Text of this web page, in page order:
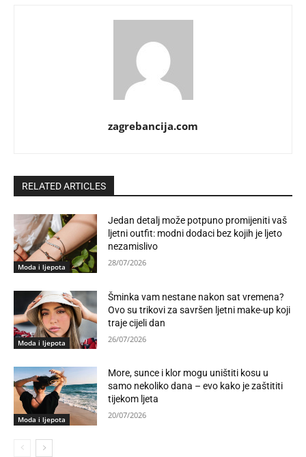
zagrebancija.com
RELATED ARTICLES
Moda i ljepota
Jedan detalj može potpuno promijeniti vaš
ljetni outfit: modni dodaci bez kojih je ljeto
nezamislivo
28/07/2026
Moda i ljepota
Šminka vam nestane nakon sat vremena?
Ovo su trikovi za savršen ljetni make-up koji
traje cijeli dan
26/07/2026
Moda i ljepota
More, sunce i klor mogu uništiti kosu u
samo nekoliko dana – evo kako je zaštititi
tijekom ljeta
20/07/2026